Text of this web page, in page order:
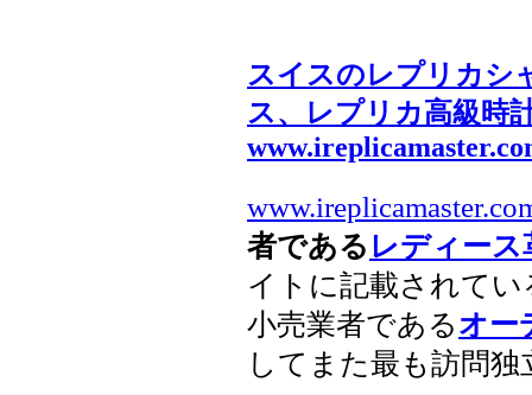
スイスのレプリカシ
ス、レプリカ高級時
者である レディー
イトに記載されて
小売業者であるオー
してまた最も訪問